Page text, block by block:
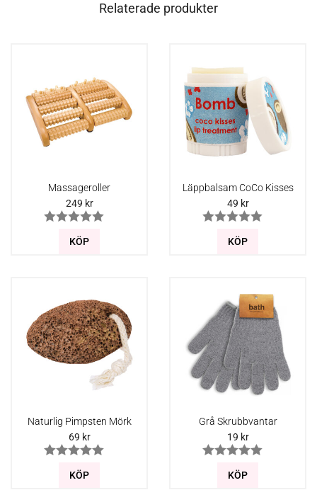
Relaterade produkter
Massageroller
249 kr
KÖP
Läppbalsam CoCo Kisses
49 kr
KÖP
Naturlig Pimpsten Mörk
69 kr
KÖP
Grå Skrubbvantar
19 kr
KÖP